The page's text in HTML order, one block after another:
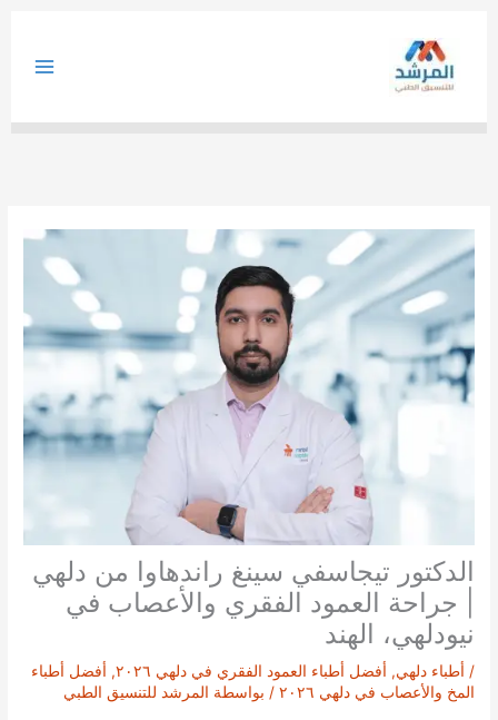
الدكتور تيجاسفي سينغ راندهاوا من دلهي
| جراحة العمود الفقري والأعصاب في
نيودلهي، الهند
/ أطباء دلهي, أفضل أطباء العمود الفقري في دلهي ٢٠٢٦ , أفضل أطباء
المخ والأعصاب في دلهي ٢٠٢٦
/ بواسطة المرشد للتنسيق الطبي